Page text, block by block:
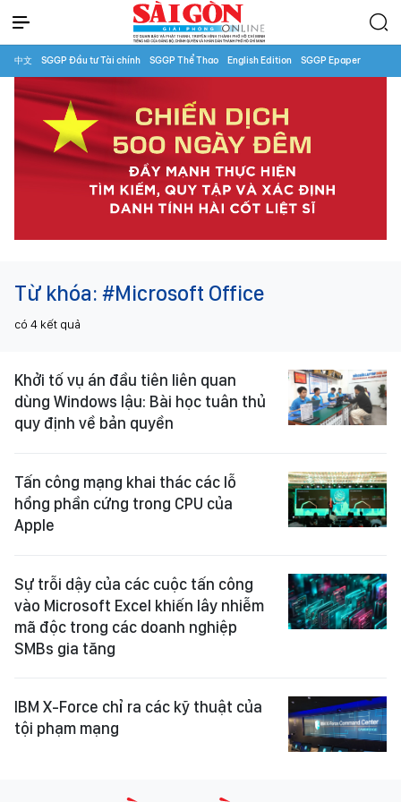
中文 SGGP Đầu tư Tài chính SGGP Thể Thao English Edition SGGP Epaper
Từ khóa: #Microsoft Office
có 4 kết quả
Khởi tố vụ án đầu tiên liên quan
dùng Windows lậu: Bài học tuân thủ
quy định về bản quyền
Tấn công mạng khai thác các lỗ
hổng phần cứng trong CPU của
Apple
Sự trỗi dậy của các cuộc tấn công
vào Microsoft Excel khiến lây nhiễm
mã độc trong các doanh nghiệp
SMBs gia tăng
IBM X-Force chỉ ra các kỹ thuật của
tội phạm mạng